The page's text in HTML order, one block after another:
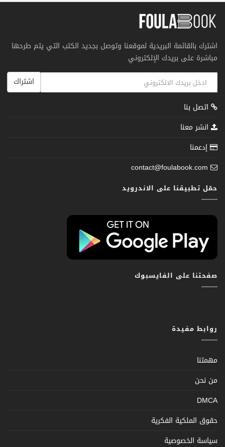
اشترك بالقائمة البريدية لموقعنا وتوصل بجديد الكتب التي يتم طرحها
مباشرة على بريدك الإلكتروني
اشتراك
اتصل بنا
انشر معنا
إدعمنا
contact@foulabook.com
حمّل تطبيقنا على الاندرويد
صفحتنا على الفايسبوك
روابط مفيدة
مهمتنا
من نحن
DMCA
حقوق الملكية الفكرية
سياسة الخصوصية